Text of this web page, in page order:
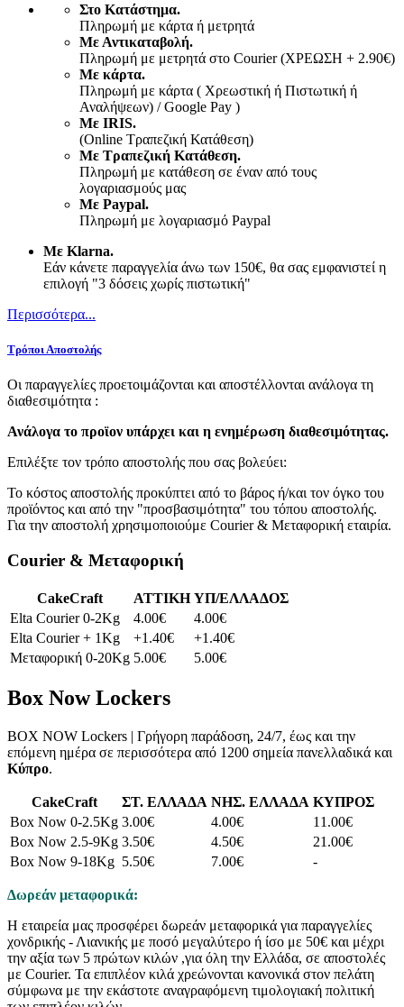
Στο Κατάστημα.
Πληρωμή με κάρτα ή μετρητά
Με Αντικαταβολή.
Πληρωμή με μετρητά στο Courier (ΧΡΕΩΣΗ + 2.90€)
Με κάρτα.
Πληρωμή με κάρτα ( Χρεωστική ή Πιστωτική ή
Αναλήψεων) / Google Pay )
Με IRIS.
(Online Τραπεζική Κατάθεση)
Με Τραπεζική Κατάθεση.
Πληρωμή με κατάθεση σε έναν από τους
λογαριασμούς μας
Με Paypal.
Πληρωμή με λογαριασμό Paypal
Με Klarna.
Εάν κάνετε παραγγελία άνω των 150€, θα σας εμφανιστεί η
επιλογή "3 δόσεις χωρίς πιστωτική"
Περισσότερα...
Τρόποι Αποστολής
Οι παραγγελίες προετοιμάζονται και αποστέλλονται ανάλογα τη
διαθεσιμότητα :
Ανάλογα το προϊoν υπάρχει και η ενημέρωση διαθεσιμότητας.
Επιλέξτε τον τρόπο αποστολής που σας βολεύει:
Το κόστος αποστολής προκύπτει από το βάρος ή/και τον όγκο του
προϊόντος και από την "προσβασιμότητα" του τόπου αποστολής.
Για την αποστολή χρησιμοποιούμε Courier & Μεταφορική εταιρία.
Courier & Μεταφορική
CakeCraft ATTIKH ΥΠ/ΕΛΛΑΔΟΣ
Elta Courier 0-2Kg
4.00€
4.00€
Elta Courier + 1Kg
+1.40€
+1.40€
Μεταφορική 0-20Kg 5.00€ 5.00€
Box Now Lockers
BOX NOW Lockers | Γρήγορη παράδοση, 24/7, έως και την
επόμενη ημέρα σε περισσότερα από 1200 σημεία πανελλαδικά και
Κύπρο.
CakeCraft ΣΤ. ΕΛΛΑΔΑ ΝΗΣ. ΕΛΛΑΔΑ ΚΥΠΡΟΣ
Box Now 0-2.5Kg 3.00€ 4.00€
11.00€
Box Now 2.5-9Kg 3.50€ 4.50€
21.00€
Box Now 9-18Kg 5.50€ 7.00€ -
Δωρεάν μεταφορικά:
Η εταιρεία μας προσφέρει δωρεάν μεταφορικά για παραγγελίες
χονδρικής - Λιανικής με ποσό μεγαλύτερο ή ίσο με 50€ και μέχρι
την αξία των 5 πρώτων κιλών ,για όλη την Ελλάδα, σε αποστολές
με Courier. Τα επιπλέον κιλά χρεώνονται κανονικά στον πελάτη
σύμφωνα με την εκάστοτε αναγραφόμενη τιμολογιακή πολιτική